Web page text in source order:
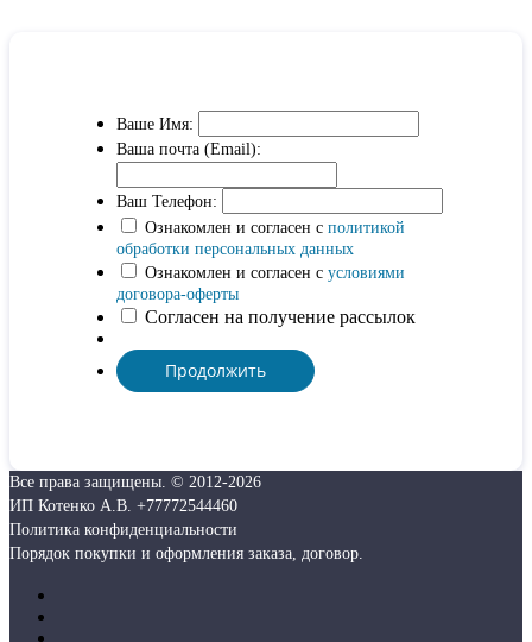
Ваше Имя:
Ваша почта (Email):
Ваш Телефон:
Ознакомлен и согласен с политикой
обработки персональных данных
Ознакомлен и согласен с условиями
договора-оферты
Согласен на получение рассылок
Все права защищены. © 2012-2026
ИП Котенко А.В. +77772544460
Политика конфиденциальности
Порядок покупки и оформления заказа, договор.